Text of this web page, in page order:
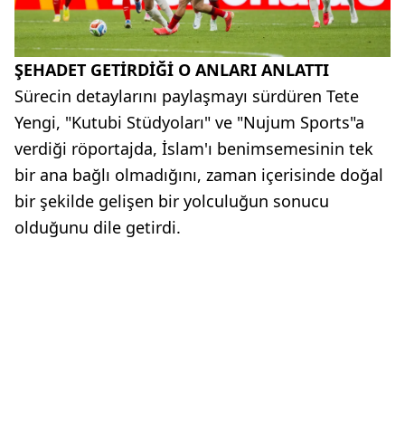
ŞEHADET GETİRDİĞİ O ANLARI ANLATTI
Sürecin detaylarını paylaşmayı sürdüren Tete
Yengi, "Kutubi Stüdyoları" ve "Nujum Sports"a
verdiği röportajda, İslam'ı benimsemesinin tek
bir ana bağlı olmadığını, zaman içerisinde doğal
bir şekilde gelişen bir yolculuğun sonucu
olduğunu dile getirdi.